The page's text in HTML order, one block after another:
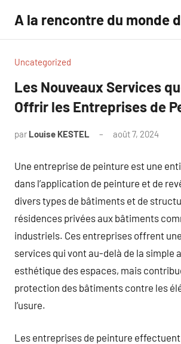
contenu
A la rencontre du monde
Uncategorized
Les Nouveaux Services
Offrir les Entreprises de
par Louise KESTEL août 7, 2024
Une entreprise de peinture est une
dans l’application de peinture et de
divers types de bâtiments et de
résidences privées aux bâtiments
industriels. Ces entreprises offrent
services qui vont au-delà de la simple
esthétique des espaces, mais
protection des bâtiments contre les
l’usure.
Les entreprises de peinture